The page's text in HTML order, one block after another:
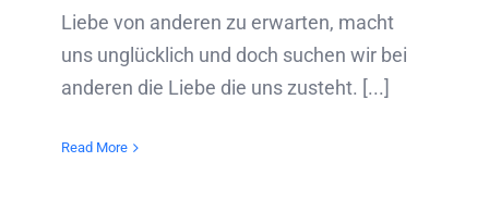
Liebe von anderen zu erwarten, macht
uns unglücklich und doch suchen wir bei
anderen die Liebe die uns zusteht. [...]
Read More